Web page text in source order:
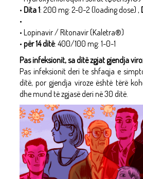
• Dita 1: 200 mg: 2-0-2 (loading dose) ,
•
• Lopinavir / Ritonavir (Kaletra®)
• për 14 ditë: 400/100 mg: 1-0-1
Pas infeksionit, sa ditë zgjat gjendja
Pas infeksionit deri te shfaqja e
ditë, por gjendja viroze është tërë
dhe mund të zgjasë deri në 30 ditë.